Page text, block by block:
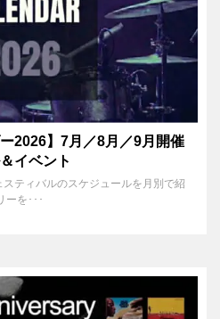
2026】7月／8月／9月開催
イベント
ティバルのスケジュールを月別で紹
ーを･･･